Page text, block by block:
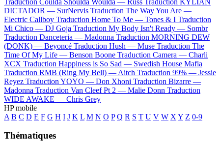
DICTADOR — SurNervis Traduction The Way You Are —
Electric Callboy Traduction Home To Me — Tones & I Traduction
Mi Chico — DJ Goja Traduction My Body Isn't Ready — Sombr
Traduction Danceteria — Madonna Traduction MORNING DEW
(DONK) — Beyoncé Traduction Hush — Muse Traduction The
Time Of My Life — Benson Boone Traduction Camera — Charli
XCX Traduction Happiness is So Sad — Swedish House Mafia
Traduction RMB (Ring My Bell) — Aitch Traduction 99% — Jessie
Reyez Traduction YOYO — Don Xhoni Traduction Bizarre —
Madonna Traduction Van Cleef Pt 2 — Malie Donn Traduction
WIDE AWAKE — Chris Grey
HP mobile
A B C D E F G H I J K L M N O P Q R S T U V W X Y Z 0-9
Thématiques